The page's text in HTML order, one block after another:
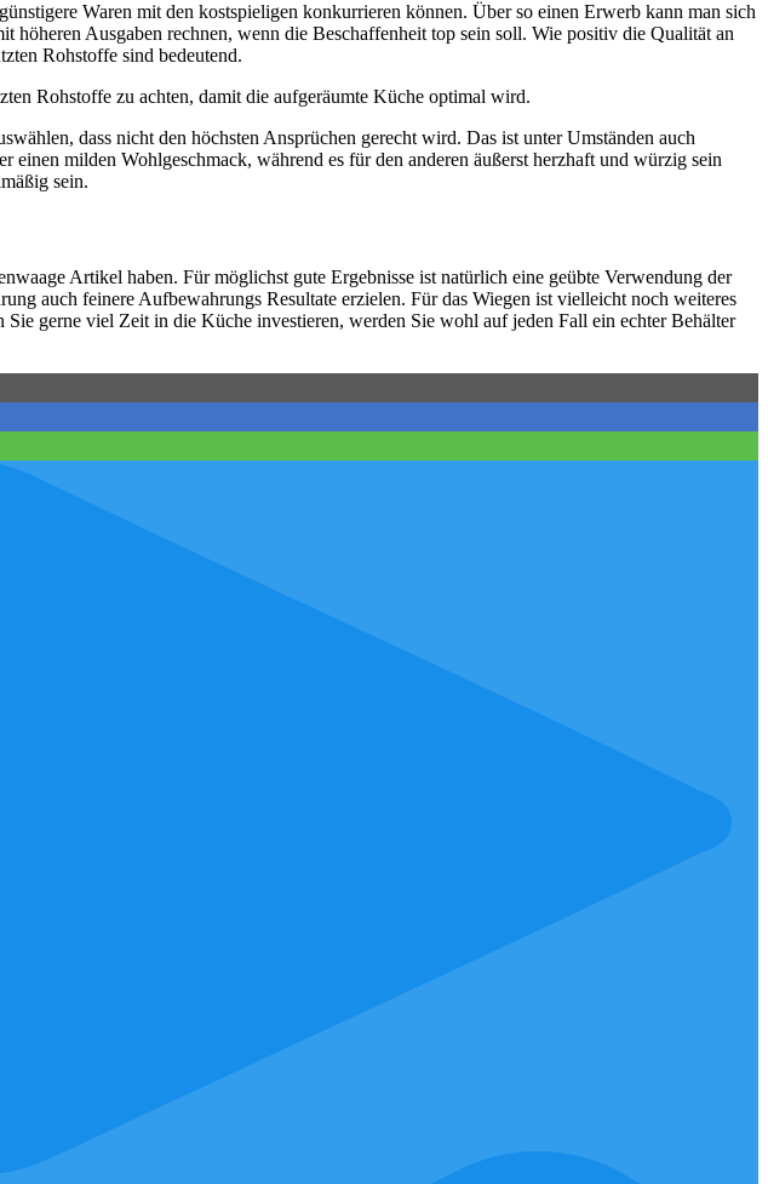
Waren mit den kostspieligen konkurrieren können. Über so einen Erwerb kann man sich
Ausgaben rechnen, wenn die Beschaffenheit top sein soll. Wie positiv die Qualität an
Rohstoffe sind bedeutend.
Rohstoffe zu achten, damit die aufgeräumte Küche optimal wird.
dass nicht den höchsten Ansprüchen gerecht wird. Das ist unter Umständen auch
milden Wohlgeschmack, während es für den anderen äußerst herzhaft und würzig sein
sein.
Artikel haben. Für möglichst gute Ergebnisse ist natürlich eine geübte Verwendung der
auch feinere Aufbewahrungs Resultate erzielen. Für das Wiegen ist vielleicht noch weiteres
gerne viel Zeit in die Küche investieren, werden Sie wohl auf jeden Fall ein echter Behälter